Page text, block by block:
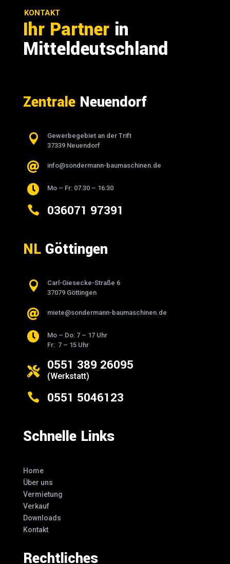
KONTAKT
Ihr Partner in
Mitteldeutschland
ZentraleNeuendorf

Gewerbegebiet an der Trift
37339 Neuendorf
 info@sondermann-baumaschinen.de
 Mo – Fr: 07:30 – 16:30
 036071 97391
NLGöttingen

Carl-Giesecke-Straße 6
37079 Göttingen
 miete@sondermann-baumaschinen.de

Mo – Do: 7 – 17 Uhr
Fr: 7 – 15 Uhr
 0551 389 26095
(Werkstatt)
 0551 5046123
Schnelle Links
Home
Über uns
Vermietung
Verkauf
Downloads
Kontakt
Rechtliches